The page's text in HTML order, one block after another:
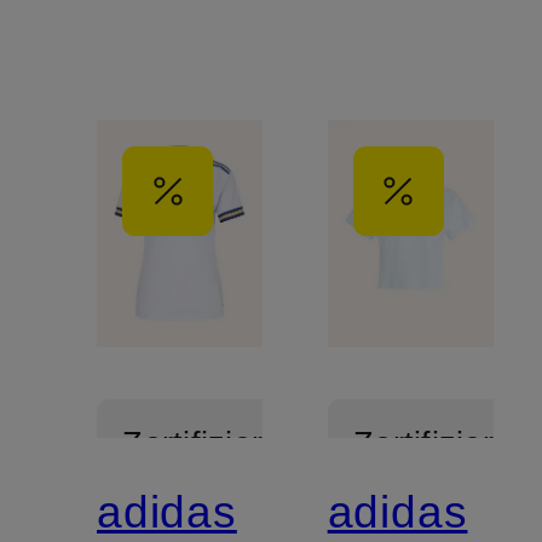
Zertifiziert
adidas
Zertifiziert
adidas